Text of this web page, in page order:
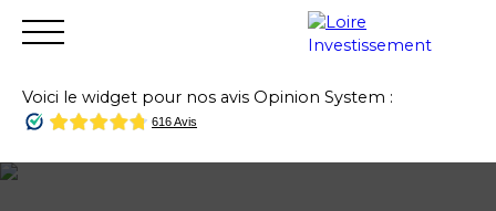
Accueil Acheter Vendre Louer Financer
Voici le widget pour nos avis Opinion System :